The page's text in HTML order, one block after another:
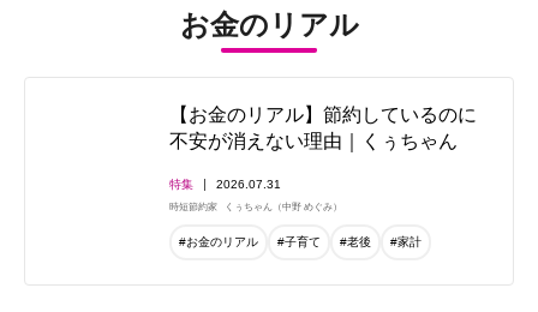
お金のリアル
【お金のリアル】節約しているのに
不安が消えない理由｜くぅちゃん
特集 2026.07.31
時短節約家 くぅちゃん（中野 めぐみ）
#お金のリアル #子育て #老後 #家計